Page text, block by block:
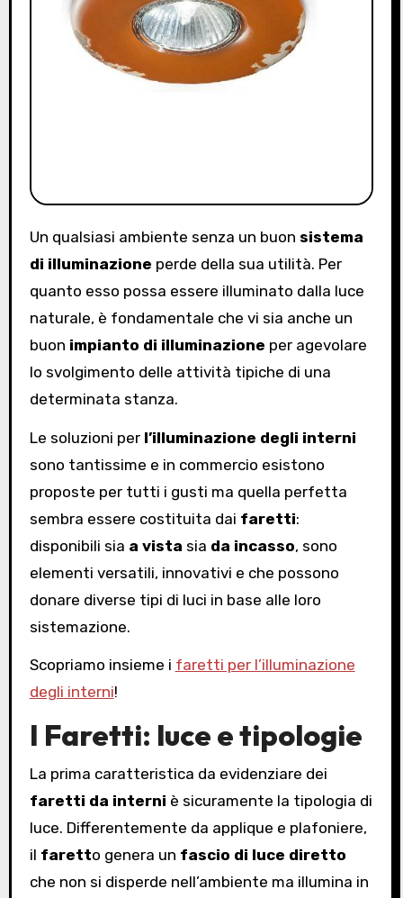
Un qualsiasi ambiente senza un buon sistema
di illuminazione perde della sua utilità. Per
quanto esso possa essere illuminato dalla luce
naturale, è fondamentale che vi sia anche un
buon impianto di illuminazione per agevolare
lo svolgimento delle attività tipiche di una
determinata stanza.
Le soluzioni per l’illuminazione degli interni
sono tantissime e in commercio esistono
proposte per tutti i gusti ma quella perfetta
sembra essere costituita dai faretti:
disponibili sia a vista sia da incasso, sono
elementi versatili, innovativi e che possono
donare diverse tipi di luci in base alle loro
sistemazione.
Scopriamo insieme i faretti per l’illuminazione
degli interni!
I Faretti: luce e tipologie
La prima caratteristica da evidenziare dei
faretti da interni è sicuramente la tipologia di
luce. Differentemente da applique e plafoniere,
il faretto genera un fascio di luce diretto
che non si disperde nell’ambiente ma illumina in